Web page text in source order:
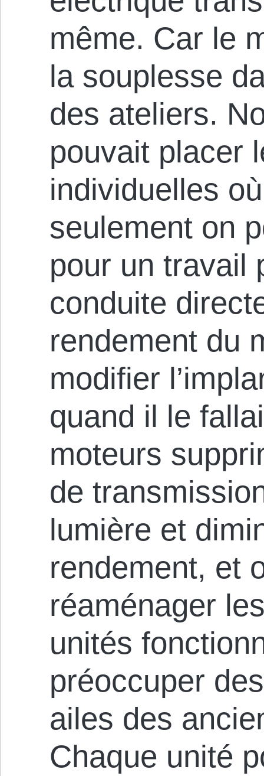
même. Car le
la souplesse
des ateliers.
pouvait placer
individuelles
seulement on
pour un travail
conduite
rendement du
modifier
quand il le
moteurs
de
lumière et
rendement, et
réaménager
unités
préoccuper
ailes des
Chaque unité